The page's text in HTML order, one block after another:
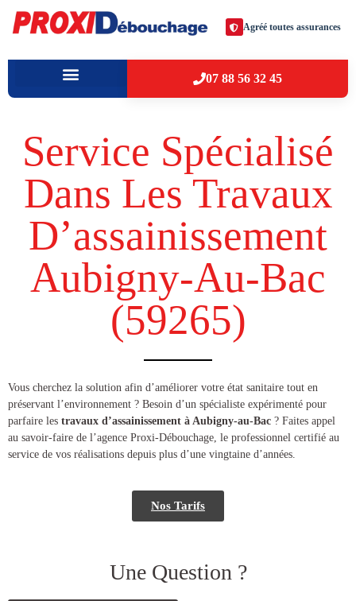
Agréé toutes assurances
07 88 56 32 45
Service Spécialisé
Dans Les Travaux
D’assainissement
Aubigny-Au-Bac
(59265​)
​​Vous cherchez la solution afin d’améliorer votre état sanitaire tout en
préservant l’environnement ? Besoin d’un spécialiste expérimenté pour
parfaire les travaux d’assainissement à Aubigny-au-Bac ? Faites appel
au savoir-faire de l’agence Proxi-Débouchage, le professionnel certifié au
service de vos réalisations depuis plus d’une vingtaine d’années.
Nos Tarifs
Une Question ?